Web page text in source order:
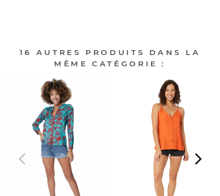
16 AUTRES PRODUITS DANS LA
MÊME CATÉGORIE :